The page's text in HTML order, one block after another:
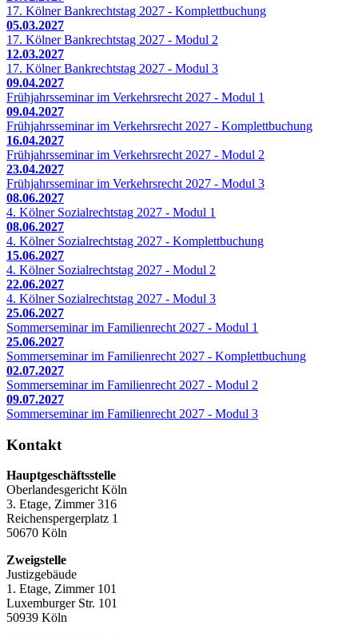
17. Kölner Bankrechtstag 2027 - Komplettbuchung
05.03.2027
17. Kölner Bankrechtstag 2027 - Modul 2
12.03.2027
17. Kölner Bankrechtstag 2027 - Modul 3
09.04.2027
Frühjahrsseminar im Verkehrsrecht 2027 - Modul 1
09.04.2027
Frühjahrsseminar im Verkehrsrecht 2027 - Komplettbuchung
16.04.2027
Frühjahrsseminar im Verkehrsrecht 2027 - Modul 2
23.04.2027
Frühjahrsseminar im Verkehrsrecht 2027 - Modul 3
08.06.2027
4. Kölner Sozialrechtstag 2027 - Modul 1
08.06.2027
4. Kölner Sozialrechtstag 2027 - Komplettbuchung
15.06.2027
4. Kölner Sozialrechtstag 2027 - Modul 2
22.06.2027
4. Kölner Sozialrechtstag 2027 - Modul 3
25.06.2027
Sommerseminar im Familienrecht 2027 - Modul 1
25.06.2027
Sommerseminar im Familienrecht 2027 - Komplettbuchung
02.07.2027
Sommerseminar im Familienrecht 2027 - Modul 2
09.07.2027
Sommerseminar im Familienrecht 2027 - Modul 3
Kontakt
Hauptgeschäftsstelle
Oberlandesgericht Köln
3. Etage, Zimmer 316
Reichenspergerplatz 1
50670 Köln
Zweigstelle
Justizgebäude
1. Etage, Zimmer 101
Luxemburger Str. 101
50939 Köln